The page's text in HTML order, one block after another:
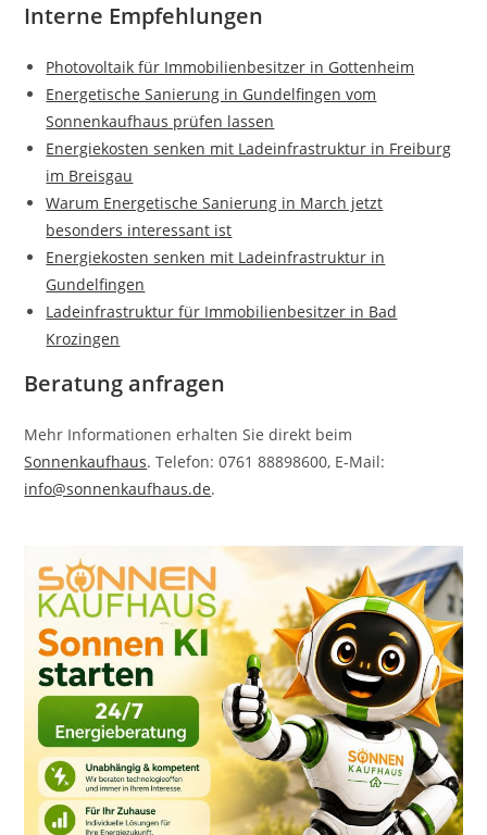
Interne Empfehlungen
Photovoltaik für Immobilienbesitzer in Gottenheim
Energetische Sanierung in Gundelfingen vom
Sonnenkaufhaus prüfen lassen
Energiekosten senken mit Ladeinfrastruktur in Freiburg
im Breisgau
Warum Energetische Sanierung in March jetzt
besonders interessant ist
Energiekosten senken mit Ladeinfrastruktur in
Gundelfingen
Ladeinfrastruktur für Immobilienbesitzer in Bad
Krozingen
Beratung anfragen
Mehr Informationen erhalten Sie direkt beim
Sonnenkaufhaus. Telefon: 0761 88898600, E-Mail:
info@sonnenkaufhaus.de.